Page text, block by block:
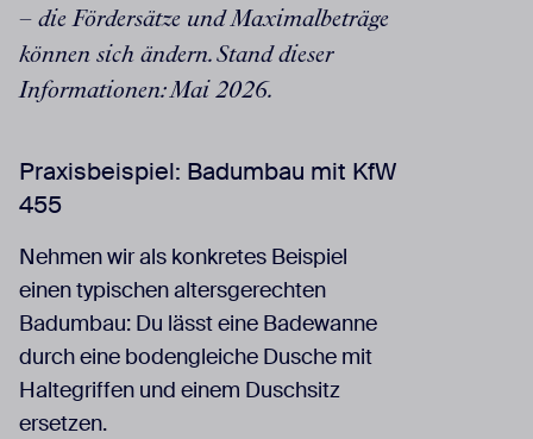
– die Fördersätze und Maximalbeträge
können sich ändern. Stand dieser
Informationen: Mai 2026.
Praxisbeispiel: Badumbau mit KfW
455
Nehmen wir als konkretes Beispiel
einen typischen altersgerechten
Badumbau: Du lässt eine Badewanne
durch eine bodengleiche Dusche mit
Haltegriffen und einem Duschsitz
ersetzen.